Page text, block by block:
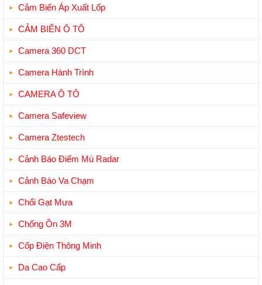
Cảm Biến Áp Xuất Lốp
CẢM BIẾN Ô TÔ
Camera 360 DCT
Camera Hành Trình
CAMERA Ô TÔ
Camera Safeview
Camera Ztestech
Cảnh Báo Điểm Mù Radar
Cảnh Báo Va Chạm
Chổi Gạt Mưa
Chống Ồn 3M
Cốp Điện Thông Minh
Da Cao Cấp